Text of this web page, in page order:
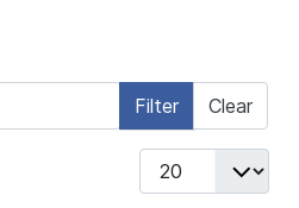
Filter Clear
Display #